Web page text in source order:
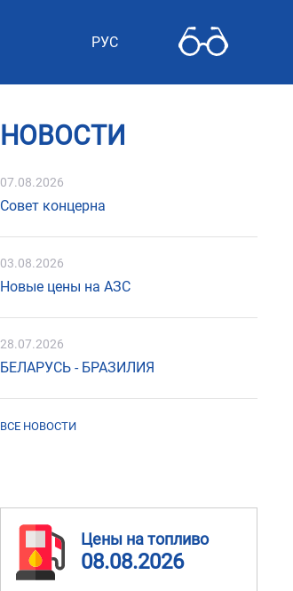
РУС
НОВОСТИ
07.08.2026
Совет концерна
03.08.2026
Новые цены на АЗС
28.07.2026
БЕЛАРУСЬ - БРАЗИЛИЯ
ВСЕ НОВОСТИ
Цены на топливо
08.08.2026